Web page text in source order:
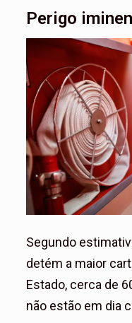
Perigo
Segundo
detém a maior
Estado, cerca de
não estão em dia